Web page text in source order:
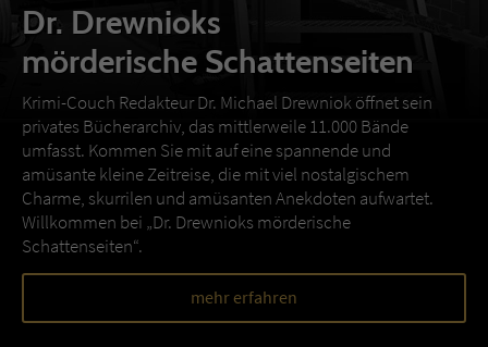
Dr. Drewnioks
mörderische Schattenseiten
Krimi-Couch Redakteur Dr. Michael Drewniok öffnet sein
privates Bücherarchiv, das mittlerweile 11.000 Bände
umfasst. Kommen Sie mit auf eine spannende und
amüsante kleine Zeitreise, die mit viel nostalgischem
Charme, skurrilen und amüsanten Anekdoten aufwartet.
Willkommen bei „Dr. Drewnioks mörderische
Schattenseiten“.
mehr erfahren